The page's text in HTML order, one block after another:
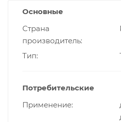
Основные
Страна
производитель
Тип
Потребительские
Применение